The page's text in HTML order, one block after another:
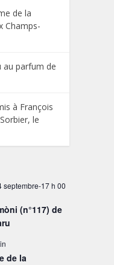
de la
Champs-
au parfum de
à François
le
septembre-17 h 00
(n°117) de
de la